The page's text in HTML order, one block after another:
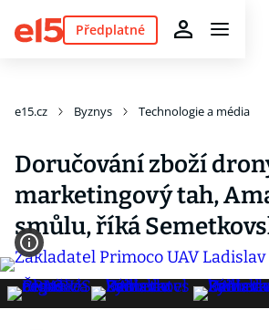
Předplatné
e15.cz Byznys Technologie a média
Doručování zboží
marketingový tah,
smůlu, říká